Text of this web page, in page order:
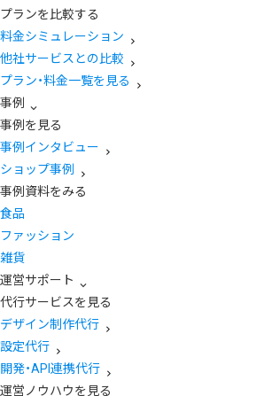
プランを比較する
料金シミュレーション
他社サービスとの比較
プラン・料金一覧を見る
事例
事例を見る
事例インタビュー
ショップ事例
事例資料をみる
食品
ファッション
雑貨
運営サポート
代行サービスを見る
デザイン制作代行
設定代行
開発・API連携代行
運営ノウハウを見る